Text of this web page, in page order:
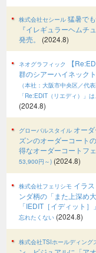
株式会社セシール 猛暑で
『イレギュラーヘムチ
発売。
(2024.8)
ネオグラフィック
【
群のシアーハイネック
（本社：大阪市中央区／代
「Re:EDIT（リエディ）」
(2024.8)
グローバルスタイル オー
ズンのオーダーコート
得なオーダーコートフ
53,900円～) (2024.8)
株式会社フェリシモ イラ
ンダ柄の「また上深め
「IEDIT［イディット
忘れたくない (2024.8)
株式会社TSIホールディング